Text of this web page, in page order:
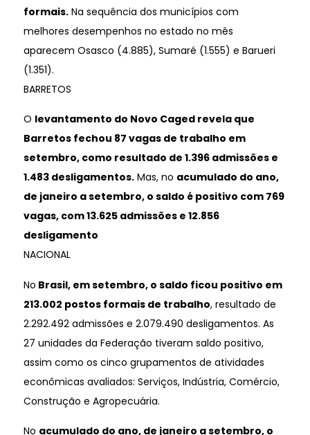
formais.Na sequência dos municípios com
melhores desempenhos no estado no mês
aparecem Osasco (4.885), Sumaré (1.555) e Barueri
(1.351).
BARRETOS
O levantamento do Novo Caged revela que
Barretos fechou 87 vagas de trabalho em
setembro, como resultado de 1.396 admissões e
1.483 desligamentos.Mas, no acumulado do ano,
de janeiro a setembro, o saldo é positivo com 769
vagas, com 13.625 admissões e 12.856
desligamento
NACIONAL
No Brasil, em setembro, o saldo ficou positivo em
213.002 postos formais de trabalho, resultado de
2.292.492 admissões e 2.079.490 desligamentos. As
27 unidades da Federação tiveram saldo positivo,
assim como os cinco grupamentos de atividades
econômicas avaliados: Serviços, Indústria, Comércio,
Construção e Agropecuária.
No acumulado do ano, de janeiro a setembro, o